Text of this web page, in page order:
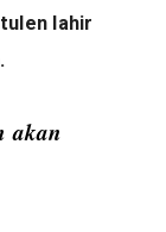
lahir
akan